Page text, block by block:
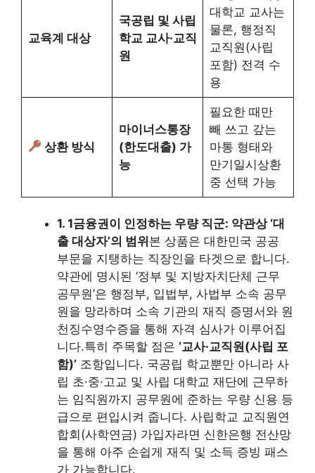
교육계 대상
국공립 및 사립
학교 교사·교직
원
대학교 교사는
물론, 행정직
교직원(사립
포함) 전격 수
용
상환 방식
마이너스통장
(한도대출) 가
능
필요한 때만
빼 쓰고 갚는
마통 형태와
만기일시상환
중 선택 가능
1. 1금융권이 인정하는 우량 직군: 약관상 ‘대
출 대상자’의 범위 본 상품은 대한민국 공공
부문을 지탱하는 직장인을 타겟으로 합니다.
약관에 명시된 ‘정부 및 지방자치단체 근무
공무원’은 행정부, 입법부, 사법부 소속 공무
원을 망라하며 소속 기관의 재직 증명서와 원
천징수영수증을 통해 자격 심사가 이루어집
니다.특히 주목할 점은 ‘교사·교직원(사립 포
함)’ 조항입니다. 국공립 학교뿐만 아니라 사
립 초·중·고교 및 사립 대학교 재단에 근무하
는 임직원까지 공무원에 준하는 우량 신용 등
급으로 편입시켜 줍니다. 사립학교 교직원연
합회(사학연금) 가입자라면 신한은행 전산망
을 통해 아주 손쉽게 재직 및 소득 증빙 패스
가 가능합니다.